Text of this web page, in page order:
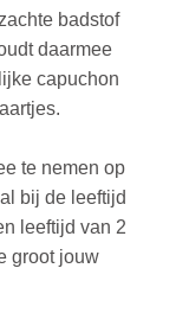
badstof
daarmee
capuchon
te nemen op
bij de leeftijd
leeftijd van 2
groot jouw